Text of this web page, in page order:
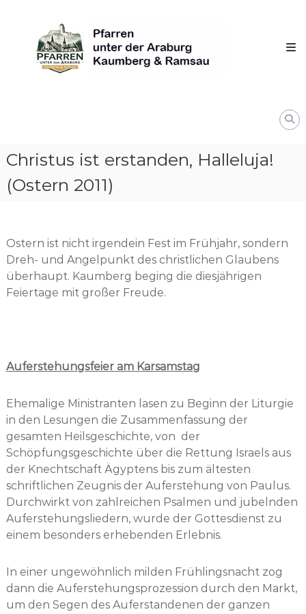
content
unter
derAraburg
Kaumberg
Christus ist erstanden, Halleluja!
(Ostern 2011)
Ostern ist nicht irgendein Fest im Frühjahr, sondern
Dreh- und Angelpunkt des christlichen Glaubens
überhaupt. Kaumberg beging die diesjährigen
Feiertage mit großer Freude.
Auferstehungsfeier am Karsamstag
Ehemalige Ministranten lasen zu Beginn der Liturgie
in den Lesungen die Zusammenfassung der
gesamten Heilsgeschichte, von der
Schöpfungsgeschichte über die Rettung Israels aus
der Knechtschaft Ägyptens bis zum ältesten
schriftlichen Zeugnis der Auferstehung von Paulus.
Durchwirkt von zahlreichen Psalmen und jubelnden
Auferstehungsliedern, wurde der Gottesdienst zu
einem besonders erhebenden Erlebnis.
In einer ungewöhnlich milden Frühlingsnacht zog
dann die Auferstehungsprozession durch den Markt,
um den Segen des Auferstandenen der ganzen